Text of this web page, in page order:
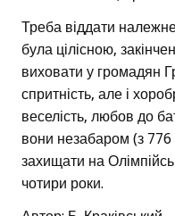
Треба віддати
була цілісною,
виховати у громадян
спритність, але і
веселість, любов до
вони незабаром (з
захищати на
чотири роки.